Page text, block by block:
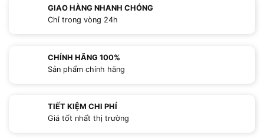
GIAO HÀNG NHANH CHÓNG
Chỉ trong vòng 24h
CHÍNH HÃNG 100%
Sản phẩm chính hãng
TIẾT KIỆM CHI PHÍ
Giá tốt nhất thị trường